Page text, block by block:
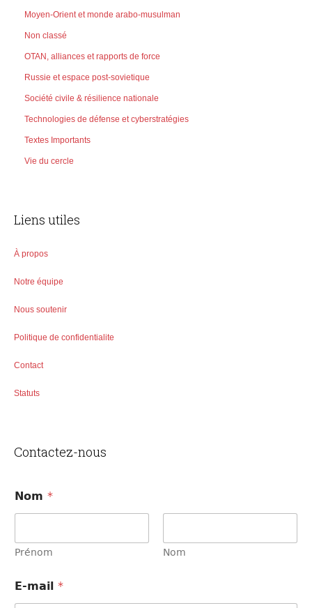
Moyen-Orient et monde arabo-musulman
Non classé
OTAN, alliances et rapports de force
Russie et espace post-sovietique
Société civile & résilience nationale
Technologies de défense et cyberstratégies
Textes Importants
Vie du cercle
Liens utiles
À propos
Notre équipe
Nous soutenir
Politique de confidentialite
Contact
Statuts
Contactez-nous
Nom *
Prénom Nom
u
o
E-mail *